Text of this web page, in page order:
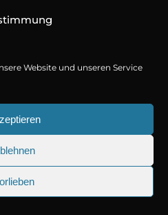
Website und unseren Service
1 von 2)
Titania Medien GmbH.